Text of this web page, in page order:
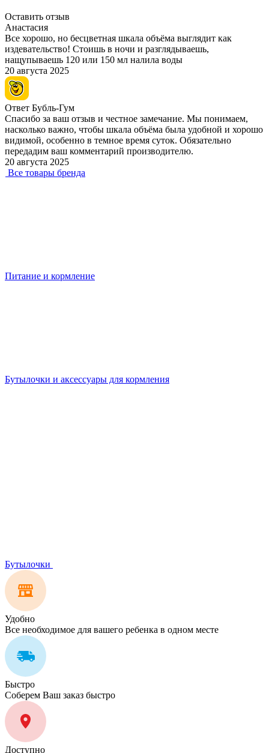
Оставить отзыв
Анастасия
Все хорошо, но бесцветная шкала объёма выглядит как
издевательство! Стоишь в ночи и разглядываешь,
нащупываешь 120 или 150 мл налила воды
20 августа 2025
Ответ Бубль-Гум
Спасибо за ваш отзыв и честное замечание. Мы понимаем,
насколько важно, чтобы шкала объёма была удобной и хорошо
видимой, особенно в темное время суток. Обязательно
передадим ваш комментарий производителю.
20 августа 2025
Все товары бренда
Питание и кормление
Бутылочки и аксессуары для кормления
Бутылочки
Удобно
Все необходимое для вашего ребенка в одном месте
Быстро
Соберем Ваш заказ быстро
Доступно